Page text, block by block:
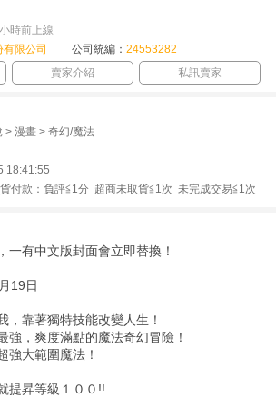
時前上線
有限公司 公司統編： 24553282
賣家介紹 私訊賣家
> 漫畫 > 奇幻/魔法
18:41:55
付款：負評≦1分 超商未取貨≦1次 未完成交易≦1次
一有中文版封面會立即替換！
19日
靠著獨特技能改變人生！
，爽度滿點的魔法奇幻冒險！
大範圍魔法！
提昇等級１００!!